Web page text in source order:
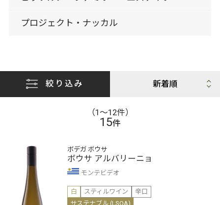
プロジェクト・ナッカル
絞り込み
（1〜12件）
15件
ボデガ ボウサ
ボウサ アルバリーニョ
モンテビデオ
白
スティルワイン
辛口